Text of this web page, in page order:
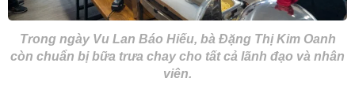
Trong ngày Vu Lan Báo Hiếu, bà Đặng Thị Kim Oanh
còn chuẩn bị bữa trưa chay cho tất cả lãnh đạo và nhân
viên.